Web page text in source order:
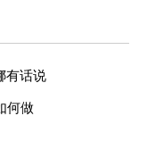
有话说
何做